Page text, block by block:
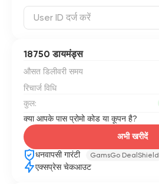
18750 डायमंड्स
औसत डिलीवरी समय
रिचार्ज विधि
कुल:
क्या आपके पास प्रोमो कोड या कूपन है?
अभी खरीदें
धनवापसी गारंटी GamsGo DealShield
एक्सप्रेस चेकआउट